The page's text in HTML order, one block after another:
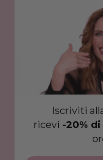
Iscriviti
ricevi -20%